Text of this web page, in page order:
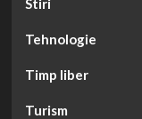
Tehnologie
Timp liber
Turism